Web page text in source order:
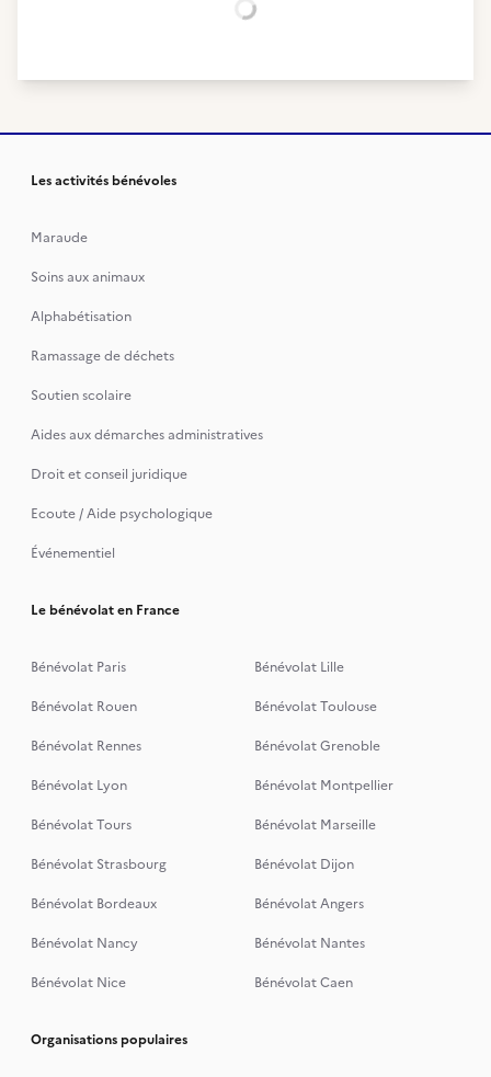
Chargement...
Les activités bénévoles
Maraude
Soins aux animaux
Alphabétisation
Ramassage de déchets
Soutien scolaire
Aides aux démarches administratives
Droit et conseil juridique
Ecoute / Aide psychologique
Événementiel
Le bénévolat en France
Bénévolat Paris
Bénévolat Lille
Bénévolat Rouen
Bénévolat Toulouse
Bénévolat Rennes
Bénévolat Grenoble
Bénévolat Lyon
Bénévolat Montpellier
Bénévolat Tours
Bénévolat Marseille
Bénévolat Strasbourg
Bénévolat Dijon
Bénévolat Bordeaux
Bénévolat Angers
Bénévolat Nancy
Bénévolat Nantes
Bénévolat Nice
Bénévolat Caen
Organisations populaires